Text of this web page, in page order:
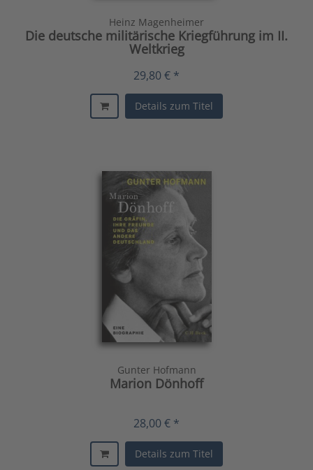
Heinz Magenheimer
Die deutsche militärische Kriegführung im II.
Weltkrieg
29,80 € *
Details zum Titel
Gunter Hofmann
Marion Dönhoff
28,00 € *
Details zum Titel